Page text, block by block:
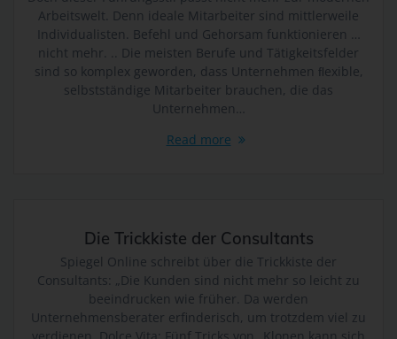
Arbeitswelt. Denn ideale Mitarbeiter sind mittlerweile
Individualisten. Befehl und Gehorsam funktionieren …
nicht mehr. .. Die meisten Berufe und Tätigkeitsfelder
sind so komplex geworden, dass Unternehmen ﬂexible,
selbstständige Mitarbeiter brauchen, die das
Unternehmen…
Read more
Die Trickkiste der Consultants
Spiegel Online schreibt über die Trickkiste der
Consultants: „Die Kunden sind nicht mehr so leicht zu
beeindrucken wie früher. Da werden
Unternehmensberater erfinderisch, um trotzdem viel zu
so kann der Verantwortliche beziehungsweise können die
bestimmten Kriterien seiner Benennung nach dem
Unionsrecht oder dem Recht der Mitgliedstaaten vorgesehen
werden.
h) Auftragsverarbeiter
Auftragsverarbeiter ist eine natürliche oder juristische
Empfänger ist eine natürliche oder juristische Person,
Behörde, Einrichtung oder andere Stelle, der
personenbezogene Daten offengelegt werden, unabhängig
davon, ob es sich bei ihr um einen Dritten handelt oder nicht.
Behörden, die im Rahmen eines bestimmten